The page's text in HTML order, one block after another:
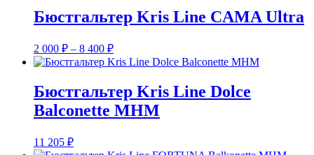
Бюстгальтер Kris Line CAMA Ultra
2 000 ₽ – 8 400 ₽Диапазон
цен:
2
000 ₽
–
8
Бюстгальтер Kris Line Dolce
Balconette MHM
11 205 ₽